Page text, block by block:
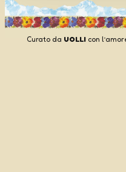
Curato da UOLLIcon